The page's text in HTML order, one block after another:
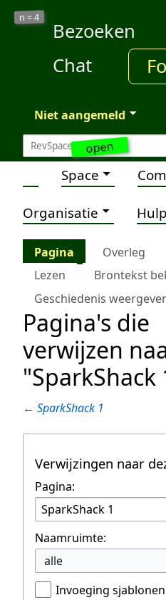
open
n =4
Bezoeken
Chat
Niet aangemeld
Space
Organisatie
Pagina Overleg
Lezen
Brontekst
Geschiedenis
Pagina's die
verwijzen
"SparkShack
← SparkShack 1
Verwijzingen naar
Pagina:
Naamruimte:
alle
Invoeging